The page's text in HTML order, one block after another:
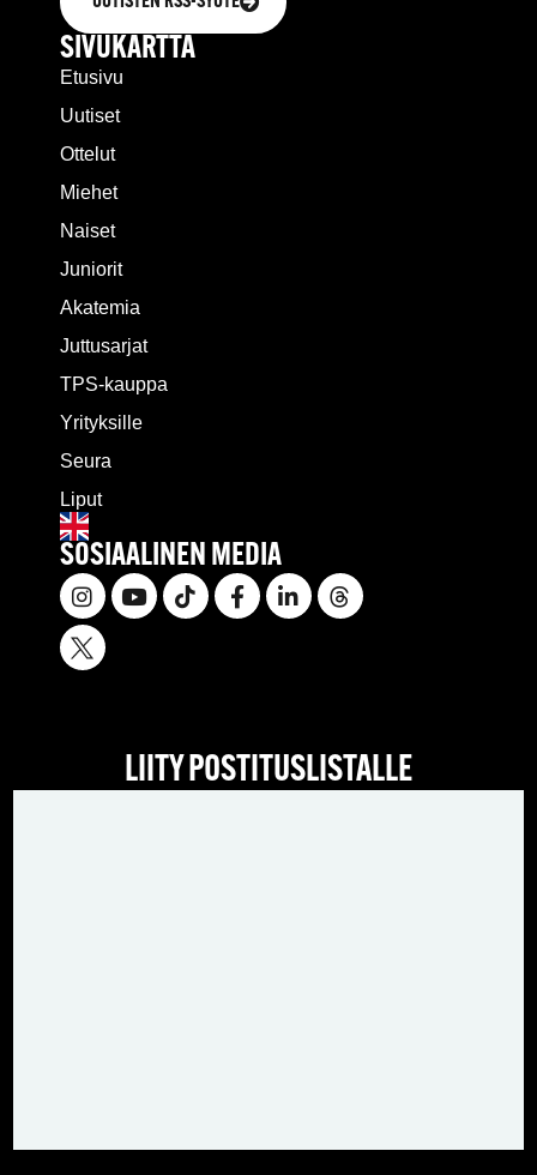
SIVUKARTTA
Etusivu
Uutiset
Ottelut
Miehet
Naiset
Juniorit
Akatemia
Juttusarjat
TPS-kauppa
Yrityksille
Seura
Liput
SOSIAALINEN MEDIA
LIITY POSTITUSLISTALLE